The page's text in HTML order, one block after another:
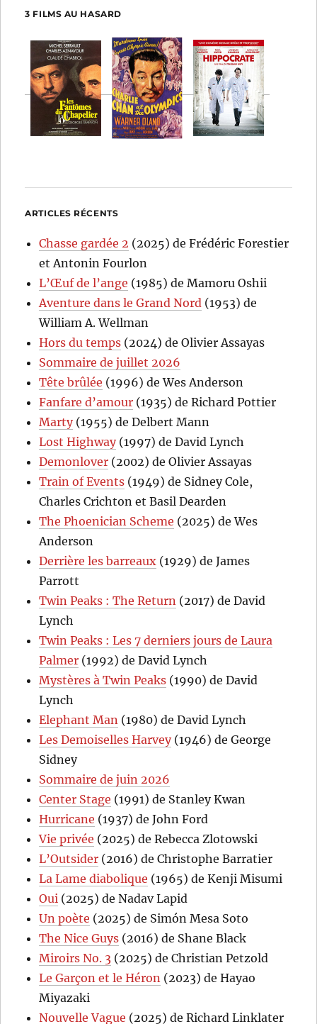
3 FILMS AU HASARD
ARTICLES RÉCENTS
Chasse gardée 2 (2025) de Frédéric Forestier
et Antonin Fourlon
L’Œuf de l’ange (1985) de Mamoru Oshii
Aventure dans le Grand Nord (1953) de
William A. Wellman
Hors du temps (2024) de Olivier Assayas
Sommaire de juillet 2026
Tête brûlée (1996) de Wes Anderson
Fanfare d’amour (1935) de Richard Pottier
Marty(1955) de Delbert Mann
Lost Highway(1997) de David Lynch
Demonlover (2002) de Olivier Assayas
Train of Events (1949) de Sidney Cole,
Charles Crichton et Basil Dearden
The Phoenician Scheme (2025) de Wes
Anderson
Derrière les barreaux (1929) de James
Parrott
Twin Peaks : The Return (2017) de David
Lynch
Twin Peaks : Les 7 derniers jours de Laura
Palmer (1992) de David Lynch
Mystères à Twin Peaks (1990) de David
Lynch
Elephant Man (1980) de David Lynch
Les Demoiselles Harvey(1946) de George
Sidney
Sommaire de juin 2026
Center Stage (1991) de Stanley Kwan
Hurricane (1937) de John Ford
Vie privée (2025) de Rebecca Zlotowski
L’Outsider (2016) de Christophe Barratier
La Lame diabolique (1965) de Kenji Misumi
Oui (2025) de Nadav Lapid
Un poète (2025) de Simón Mesa Soto
The Nice Guys (2016) de Shane Black
Miroirs No. 3 (2025) de Christian Petzold
Le Garçon et le Héron (2023) de Hayao
Miyazaki
Nouvelle Vague (2025) de Richard Linklater